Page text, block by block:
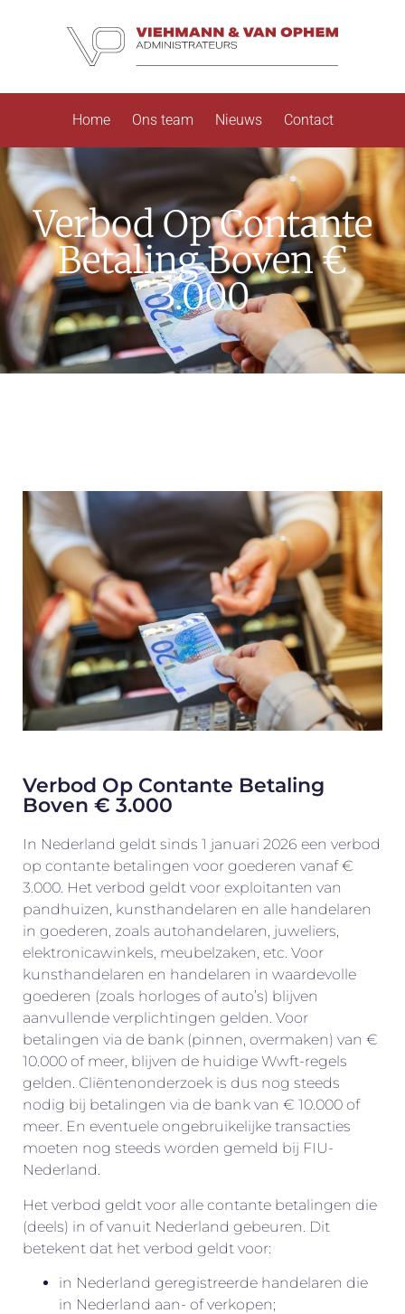
Home Ons team Nieuws Contact
Verbod Op Contante
Betaling Boven €
3.000
Verbod Op Contante Betaling
Boven € 3.000
In Nederland geldt sinds 1 januari 2026 een verbod
op contante betalingen voor goederen vanaf €
3.000. Het verbod geldt voor exploitanten van
pandhuizen, kunsthandelaren en alle handelaren
in goederen, zoals autohandelaren, juweliers,
elektronicawinkels, meubelzaken, etc. Voor
kunsthandelaren en handelaren in waardevolle
goederen (zoals horloges of auto’s) blijven
aanvullende verplichtingen gelden. Voor
betalingen via de bank (pinnen, overmaken) van €
10.000 of meer, blijven de huidige Wwft-regels
gelden. Cliëntenonderzoek is dus nog steeds
nodig bij betalingen via de bank van € 10.000 of
meer. En eventuele ongebruikelijke transacties
moeten nog steeds worden gemeld bij FIU-
Nederland.
Het verbod geldt voor alle contante betalingen die
(deels) in of vanuit Nederland gebeuren. Dit
betekent dat het verbod geldt voor:
in Nederland geregistreerde handelaren die
in Nederland aan- of verkopen;